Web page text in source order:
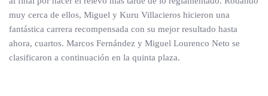
muy cerca de ellos, Miguel y Kuru Villacieros hicieron una
fantástica carrera recompensada con su mejor resultado hasta
ahora, cuartos. Marcos Fernández y Miguel Lourenco Neto se
clasificaron a continuación en la quinta plaza.